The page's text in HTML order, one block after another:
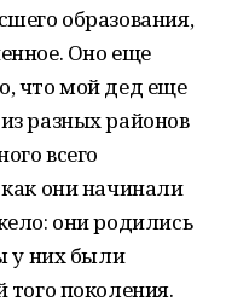
образования,
Оно еще
что мой дед еще
разных районов
всего
они начинали
они родились
у них были
поколения.